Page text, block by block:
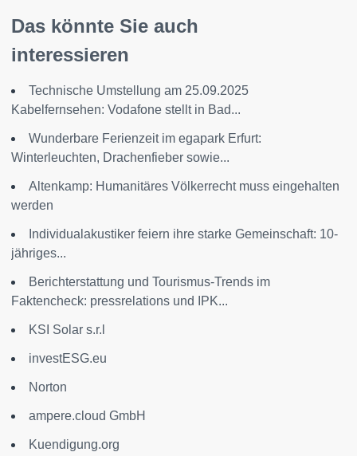
Das könnte Sie auch
interessieren
Technische Umstellung am 25.09.2025
Kabelfernsehen: Vodafone stellt in Bad...
Wunderbare Ferienzeit im egapark Erfurt:
Winterleuchten, Drachenfieber sowie...
Altenkamp: Humanitäres Völkerrecht muss eingehalten
werden
Individualakustiker feiern ihre starke Gemeinschaft: 10-
jähriges...
Berichterstattung und Tourismus-Trends im
Faktencheck: pressrelations und IPK...
KSI Solar s.r.l
investESG.eu
Norton
ampere.cloud GmbH
Kuendigung.org